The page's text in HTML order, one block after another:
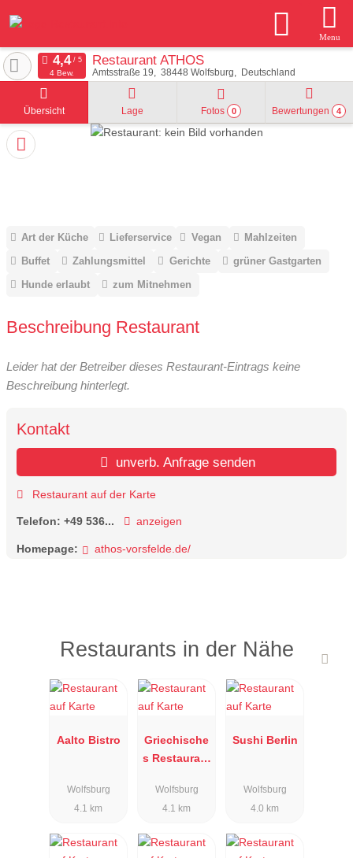
Menu
Restaurant ATHOS
Amtsstraße 19 38448 Wolfsburg Deutschland
4 Bew.
Übersicht Lage Fotos 0 Bewertungen 4
Art der Küche Lieferservice Vegan
Mahlzeiten
Buffet
Zahlungsmittel Gerichte
grüner Gastgarten
Hunde erlaubt
zum Mitnehmen
Beschreibung Restaurant
Leider hat der Betreiber dieses Restaurant-Eintrags keine
Beschreibung hinterlegt.
Kontakt
unverb. Anfrage senden
Restaurant auf der Karte
Telefon: +49 536... anzeigen
Homepage: athos-vorsfelde.de/
Restaurants in der Nähe
Aalto Bistro
Wolfsburg
4.1 km
Griechische
s Restaurant
Wolfsburg
4.1 km
Sushi Berlin
Wolfsburg
4.0 km